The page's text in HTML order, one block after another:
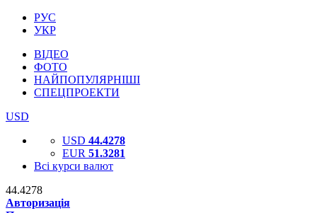
РУС
УКР
ВІДЕО
ФОТО
НАЙПОПУЛЯРНІШІ
СПЕЦПРОЕКТИ
USD
USD 44.4278
EUR 51.3281
Всі курси валют
44.4278
Авторизація